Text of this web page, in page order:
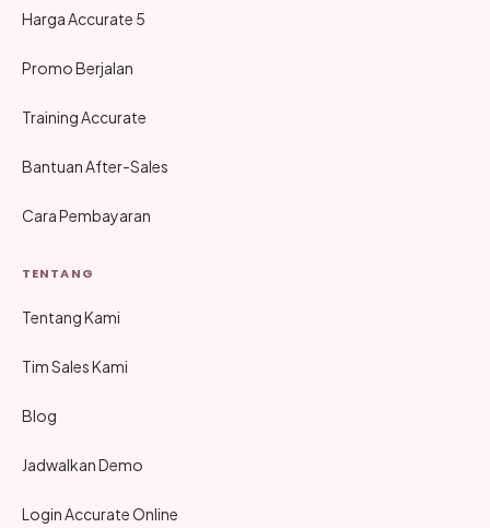
Harga Accurate 5
Promo Berjalan
Training Accurate
Bantuan After-Sales
Cara Pembayaran
TENTANG
Tentang Kami
Tim Sales Kami
Blog
Jadwalkan Demo
Login Accurate Online